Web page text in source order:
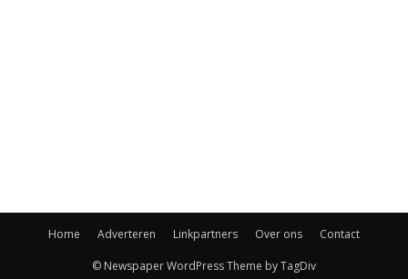
Home Adverteren Linkpartners Over ons Contact
© Newspaper WordPress Theme by TagDiv